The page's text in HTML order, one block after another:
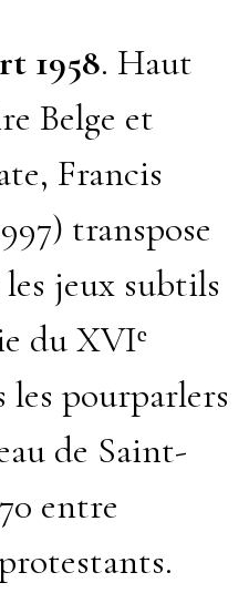
1958. Haut
Belge et
Francis
transpose
jeux subtils
du XVIᵉ
les pourparlers
de Saint-
entre